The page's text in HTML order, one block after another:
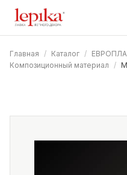
Главная / Каталог /
Композиционный материал /